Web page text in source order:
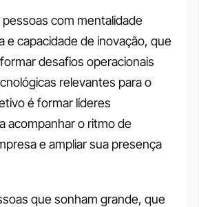
com mentalidade
e capacidade de inovação, que
desafios operacionais
relevantes para o
é formar líderes
acompanhar o ritmo de
e ampliar sua presença
que sonham grande, que